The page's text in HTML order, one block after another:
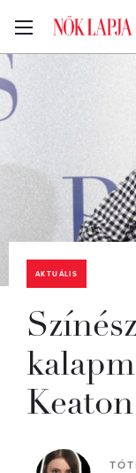
AKTUÁLIS